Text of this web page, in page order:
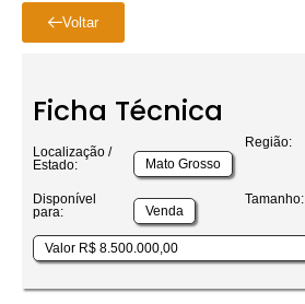
Voltar
Ficha Técnica
Localização /
Estado:
Mato Grosso
Região:
Disponível
para:
Venda
Tamanho:
Valor R$ 8.500.000,00